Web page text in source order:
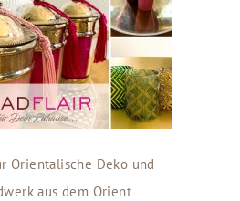
Orientalische Deko und
aus dem Orient